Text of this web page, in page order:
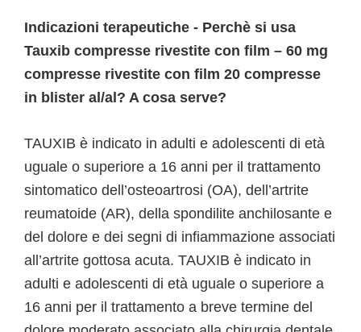
Indicazioni terapeutiche - Perchè si usa
Tauxib compresse rivestite con film – 60 mg
compresse rivestite con film 20 compresse
in blister al/al? A cosa serve?
TAUXIB è indicato in adulti e adolescenti di età
uguale o superiore a 16 anni per il trattamento
sintomatico dell’osteoartrosi (OA), dell’artrite
reumatoide (AR), della spondilite anchilosante e
del dolore e dei segni di infiammazione associati
all’artrite gottosa acuta. TAUXIB è indicato in
adulti e adolescenti di età uguale o superiore a
16 anni per il trattamento a breve termine del